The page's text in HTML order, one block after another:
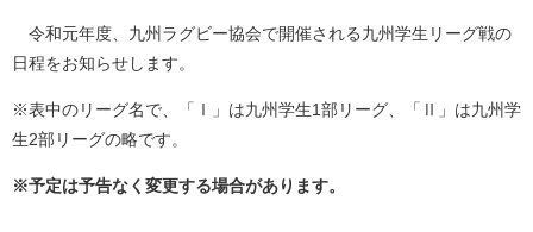
令和元年度、九州ラグビー協会で開催される九州学生リーグ戦の
日程をお知らせします。
※表中のリーグ名で、「Ⅰ」は九州学生1部リーグ、「Ⅱ」は九州学
生2部リーグの略です。
※予定は予告なく変更する場合があります。